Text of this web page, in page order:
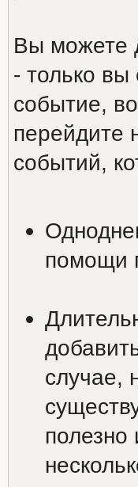
Вы можете
- только
событие,
перейдите
событий,
помощи
случае,
полезно